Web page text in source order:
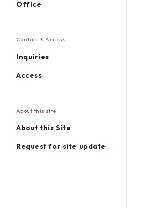
Office
Contact & Access
Inquiries
Access
About this site
About this Site
Request for site update